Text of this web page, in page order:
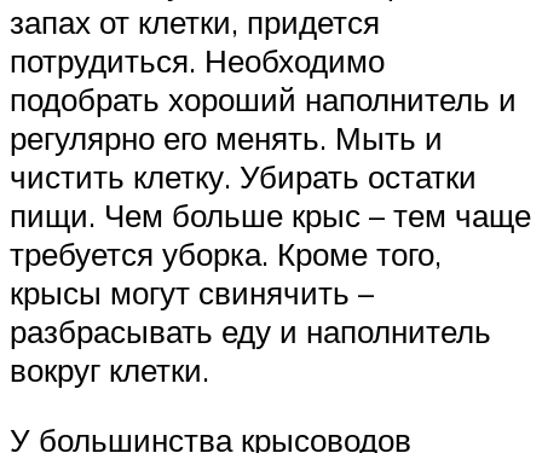
запах от клетки, придется
потрудиться. Необходимо
подобрать хороший наполнитель и
регулярно его менять. Мыть и
чистить клетку. Убирать остатки
пищи. Чем больше крыс – тем чаще
требуется уборка. Кроме того,
крысы могут свинячить –
разбрасывать еду и наполнитель
вокруг клетки.
У большинства крысоводов